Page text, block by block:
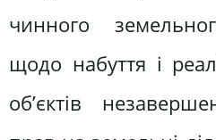
чинного
щодо набуття і
об’єктів